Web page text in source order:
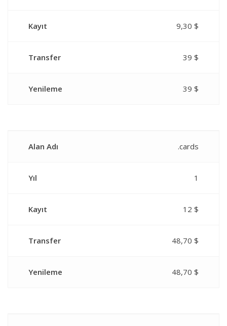
Kayıt 9,30 $
Transfer 39 $
Yenileme 39 $
Alan Adı .cards
Yıl 1
Kayıt 12 $
Transfer 48,70 $
Yenileme 48,70 $